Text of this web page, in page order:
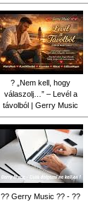
? „Nem kell, hogy
válaszolj…” – Levél a
távolból | Gerry Music
?? Gerry Music ?? - ??